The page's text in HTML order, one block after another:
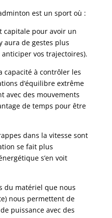
est un sport où :
capitale pour avoir un
aura de gestes plus
vos trajectoires).
capacité à contrôler les
d’équilibre extrême
avec des mouvements
de temps pour être
dans la vitesse sont
se fait plus
s’en voit
du matériel que nous
nous permettent de
puissance avec des